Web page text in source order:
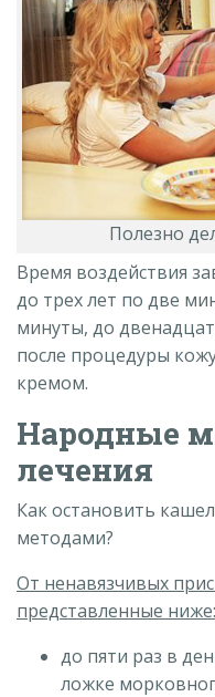
Полезно
Время воздействия
до трех лет по две
минуты, до
после процедуры
кремом.
Народные
лечения
Как остановить
методами?
От ненавязчивых
представленные ниже:
до пяти раз в
ложке